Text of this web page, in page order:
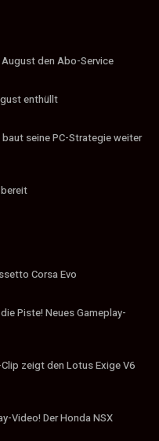
den Abo-Service
enthüllt
seine PC-Strategie weiter
Corsa Evo
Piste! Neues Gameplay-
zeigt den Lotus Exige V6
Video! Der Honda NSX